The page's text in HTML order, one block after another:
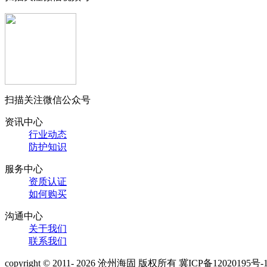
扫描关注微信公众号
资讯中心
行业动态
防护知识
服务中心
资质认证
如何购买
沟通中心
关于我们
联系我们
copyright © 2011- 2026 沧州海固 版权所有 冀ICP备12020195号-